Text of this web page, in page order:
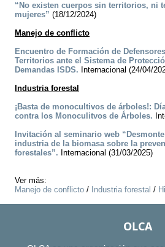
“No existen cuerpos sin territorios, ni
mujeres” (18/12/2024)
Manejo de conflicto
Encuentro de Formación de
Territorios ante el Sistema de
Demandas ISDS. Internacional (24/04/
Industria forestal
¡Basta de monocultivos de árboles!:
contra los Monoculitvos de Árboles.
Invitación al seminario web
industria de la biomasa sobre la
forestales”. Internacional (31/03/2025)
Ver más:
Manejo de conflicto / Industria forestal /
OLCA